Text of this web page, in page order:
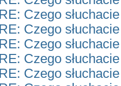
RE: Czego
RE: Czego
RE: Czego
RE: Czego
RE: Czego